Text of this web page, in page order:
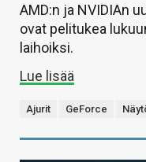
AMD:n ja NVIDIAn
ovat pelitukea
laihoiksi.
Lue lisää
Ajurit GeForce